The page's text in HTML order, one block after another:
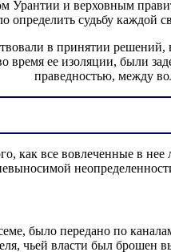
Урантии и верховным
определить судьбу каждой
в принятии
время ее изоляции,
праведностью, между
как все вовлеченные в
было передано по
чьей власти был брошен